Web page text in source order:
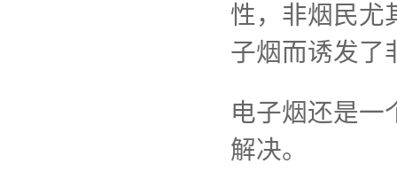
性，非烟民尤
子烟而诱发了
电子烟还是一
解决。